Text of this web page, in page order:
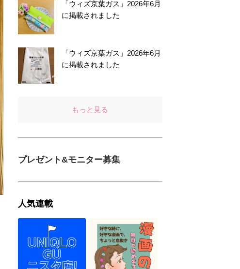
「ウィズ京葉ガス」2026年6月
に掲載されました
「ウィズ京葉ガス」2026年6月
に掲載されました
もっと見る
プレゼント&モニター募集
人気連載